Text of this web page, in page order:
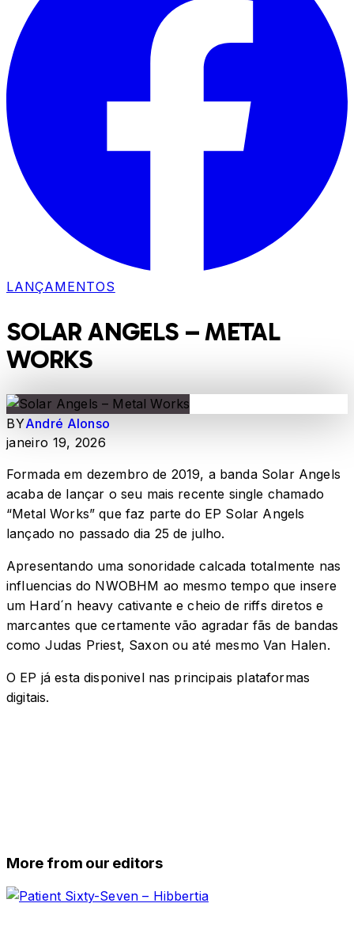
LANÇAMENTOS
SOLAR ANGELS – METAL
WORKS
BYAndré Alonso
janeiro 19, 2026
Formada em dezembro de 2019, a banda Solar Angels
acaba de lançar o seu mais recente single chamado
“Metal Works” que faz parte do EP Solar Angels
lançado no passado dia 25 de julho.
Apresentando uma sonoridade calcada totalmente nas
influencias do NWOBHM ao mesmo tempo que insere
um Hard´n heavy cativante e cheio de riffs diretos e
marcantes que certamente vão agradar fãs de bandas
como Judas Priest, Saxon ou até mesmo Van Halen.
O EP já esta disponivel nas principais plataformas
digitais.
More from our editors